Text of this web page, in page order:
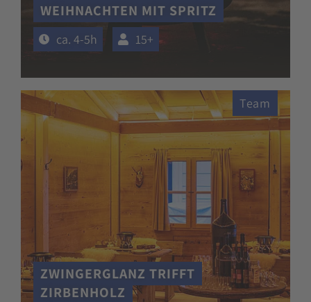
WEIHNACHTEN MIT SPRITZ
ca. 4-5h 15+
Team
ZWINGERGLANZ TRIFFT
ZIRBENHOLZ